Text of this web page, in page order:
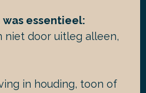
essentieel:
niet door uitleg alleen,
in houding, toon of